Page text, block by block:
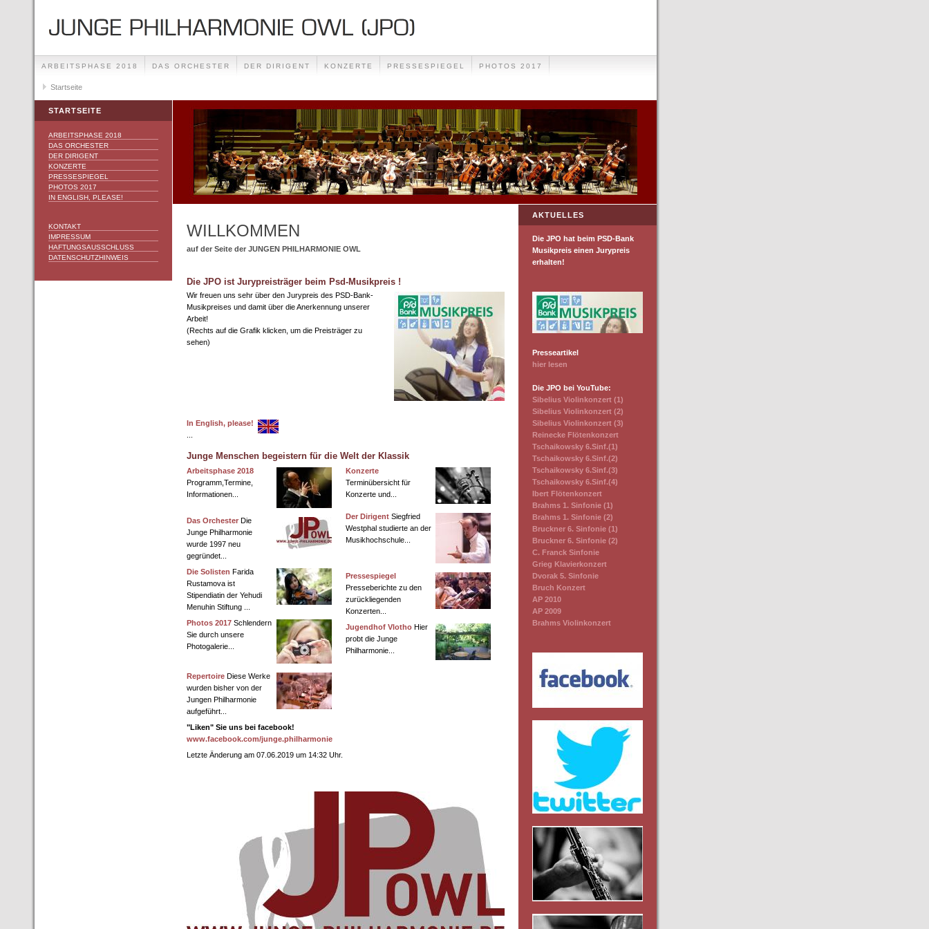
ARBEITSPHASE 2018 DAS ORCHESTER DER DIRIGENT KONZERTE PRESSESPIEGEL PHOTOS 2017
IN ENGLISH, PLEASE!
Startseite
STARTSEITE
ARBEITSPHASE 2018
DAS ORCHESTER
DER DIRIGENT
KONZERTE
PRESSESPIEGEL
PHOTOS 2017
IN ENGLISH, PLEASE!
KONTAKT
IMPRESSUM
HAFTUNGSAUSSCHLUSS
DATENSCHUTZHINWEIS
WILLKOMMEN
auf der Seite der JUNGEN PHILHARMONIE OWL
Die JPO ist Jurypreisträger beim Psd-Musikpreis !
Wir freuen uns sehr über den Jurypreis des PSD-Bank-
Musikpreises und damit über die Anerkennung unserer
Arbeit!
(Rechts auf die Grafik klicken, um die Preisträger zu
sehen)
In English, please!
Junge Menschen begeistern für die Welt der Klassik
Arbeitsphase 2018
Programm,Termine,
Informationen...
Das Orchester Die
Junge Philharmonie
wurde 1997 neu
gegründet...
Die Solisten Farida
Rustamova ist
Stipendiatin der Yehudi
Menuhin Stiftung ...
Photos 2017 Schlendern
Sie durch unsere
Photogalerie...
Repertoire Diese Werke
wurden bisher von der
Jungen Philharmonie
aufgeführt...
Konzerte
Terminübersicht für
Konzerte und...
Der Dirigent Siegfried
Westphal studierte an der
Musikhochschule...
Pressespiegel
Presseberichte zu den
zurückliegenden
Konzerten...
Jugendhof Vlotho Hier
probt die Junge
Philharmonie...
"Liken" Sie uns bei facebook!
www.facebook.com/junge.philharmonie
Letzte Änderung am 07.06.2019 um 14:32 Uhr.
AKTUELLES
Die JPO hat beim PSD-Bank
Musikpreis einen Jurypreis
erhalten!
Presseartikel
hier lesen
Die JPO bei YouTube:
Sibelius Violinkonzert (1)
Sibelius Violinkonzert (2)
Sibelius Violinkonzert (3)
Reinecke Flötenkonzert
Tschaikowsky 6.Sinf.(1)
Tschaikowsky 6.Sinf.(2)
Tschaikowsky 6.Sinf.(3)
Tschaikowsky 6.Sinf.(4)
Ibert Flötenkonzert
Brahms 1. Sinfonie (1)
Brahms 1. Sinfonie (2)
Bruckner 6. Sinfonie (1)
Bruckner 6. Sinfonie (2)
C. Franck Sinfonie
Grieg Klavierkonzert
Dvorak 5. Sinfonie
Bruch Konzert
AP 2010
AP 2009
Brahms Violinkonzert